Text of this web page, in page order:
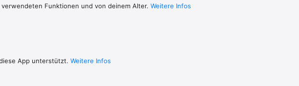
Dies ist auch dann möglich und
festgehalten. Die
Funktionen und von deinem Alter. Weitere Infos
App unterstützt. Weitere Infos